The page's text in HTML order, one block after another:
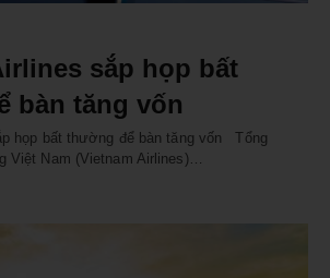
sắp họp bất
bàn tăng vốn
họp bất thường để bàn tăng vốn Tổng
Việt Nam (Vietnam Airlines)…